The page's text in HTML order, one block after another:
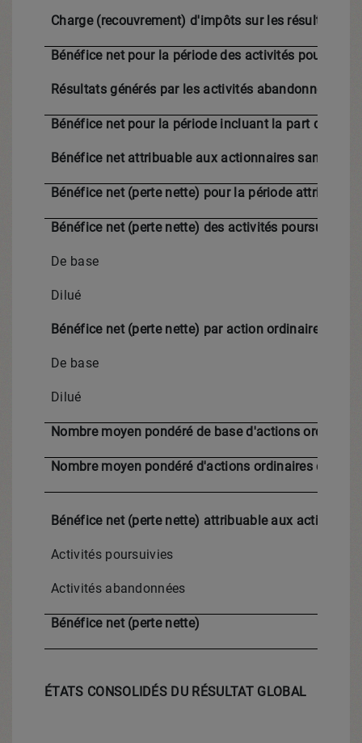
Charge (recouvrement) d'impôts sur les résultats
Bénéfice net pour la période des activités
Résultats générés par les activités abandonnées
Bénéfice net pour la période incluant la part des
Bénéfice net attribuable aux actionnaires sans
Bénéfice net (perte nette) pour la période
Bénéfice net (perte nette) des activités poursuivies
De base
Dilué
Bénéfice net (perte nette) par action ordinaire
De base
Dilué
Nombre moyen pondéré de base d'actions
Nombre moyen pondéré d'actions ordinaires diluées
Bénéfice net (perte nette) attribuable aux
Activités poursuivies
Activités abandonnées
Bénéfice net (perte nette)
ÉTATS CONSOLIDÉS DU RÉSULTAT GLOBAL